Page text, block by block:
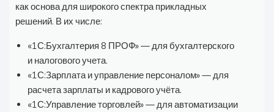
как основа для широкого спектра прикладных
решений. В их числе:
«1С:Бухгалтерия 8 ПРОФ» — для бухгалтерского
и налогового учета.
«1С:Зарплата и управление персоналом» — для
расчета зарплаты и кадрового учёта.
«1С:Управление торговлей» — для автоматизации